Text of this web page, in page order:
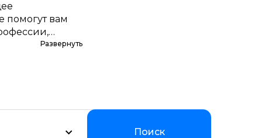
помогут вам
программ по
Развернуть
Поиск